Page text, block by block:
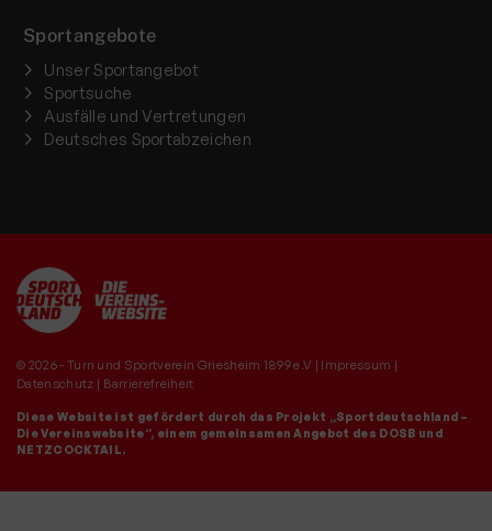
Sportangebote
Unser Sportangebot
Sportsuche
Ausfälle und Vertretungen
Deutsches Sportabzeichen
© 2026 - Turn und Sportverein Griesheim 1899 e.V | Impressum |
Datenschutz | Barrierefreiheit
Diese Website ist gefördert durch das Projekt „Sportdeutschland –
Die Vereinswebsite”, einem gemeinsamen Angebot des DOSB und
NETZCOCKTAIL.